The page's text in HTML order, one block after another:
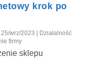
krok po
25/wrz/2023 | Działalność
firmy
sklepu